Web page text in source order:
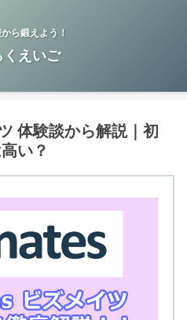
ら鍛えよう！
くえいご
体験談から解説｜初
い？